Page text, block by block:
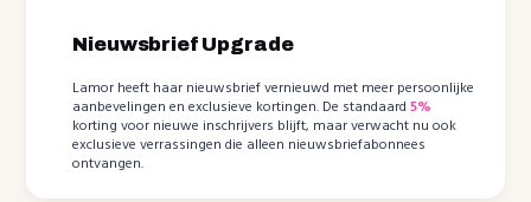
Nieuwsbrief Upgrade
Lamor heeft haar nieuwsbrief vernieuwd met meer persoonlijke
aanbevelingen en exclusieve kortingen. De standaard5%
korting voor nieuwe inschrijvers blijft, maar verwacht nu ook
exclusieve verrassingen die alleen nieuwsbriefabonnees
ontvangen.